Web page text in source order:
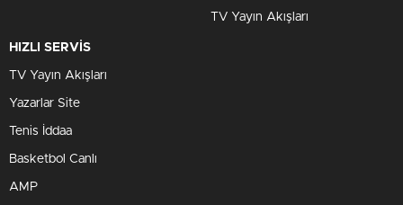
TV Yayın Akışları
HIZLI SERVİS
TV Yayın Akışları
Yazarlar Site
Tenis İddaa
Basketbol Canlı
AMP